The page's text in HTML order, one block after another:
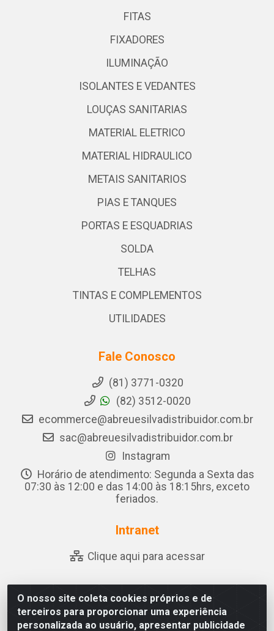
O nosso site coleta cookies próprios e de
terceiros para proporcionar uma experiência
personalizada ao usuário, apresentar publicidade
FITAS
FIXADORES
ILUMINAÇÃO
ISOLANTES E VEDANTES
LOUÇAS SANITARIAS
MATERIAL ELETRICO
MATERIAL HIDRAULICO
METAIS SANITARIOS
PIAS E TANQUES
PORTAS E ESQUADRIAS
SOLDA
TELHAS
TINTAS E COMPLEMENTOS
UTILIDADES
Fale Conosco
(81) 3771-0320
(82) 3512-0020
ecommerce@abreuesilvadistribuidor.com.br
sac@abreuesilvadistribuidor.com.br
Instagram
Horário de atendimento: Segunda a Sexta das
07:30 às 12:00 e das 14:00 às 18:15hrs, exceto
feriados.
Intranet
Clique aqui para acessar
Abreu & Silva - Rua Padre Jose de Souza Leite, 265 -
Ariado, Olho D'Água das Flores/AL - CEP 57.442-000 -